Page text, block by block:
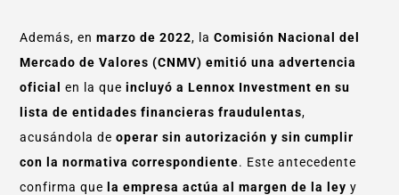
Además, en marzo de 2022, la Comisión Nacional del
Mercado de Valores (CNMV) emitió una advertencia
oficial
en la que incluyó a Lennox Investment en su
lista de entidades financieras fraudulentas,
acusándola de operar sin autorización y sin cumplir
con la normativa correspondiente. Este antecedente
confirma que
la empresa actúa al margen de la ley y